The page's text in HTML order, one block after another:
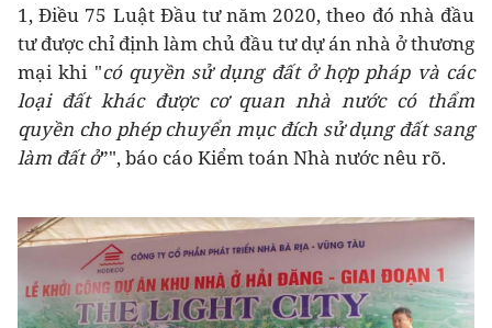
1, Điều 75 Luật Đầu tư năm 2020, theo đó nhà đầu
tư được chỉ định làm chủ đầu tư dự án nhà ở thương
mại khi "có quyền sử dụng đất ở hợp pháp và các
loại đất khác được cơ quan nhà nước có thẩm
quyền cho phép chuyển mục đích sử dụng đất sang
làm đất ở”", báo cáo Kiểm toán Nhà nước nêu rõ.